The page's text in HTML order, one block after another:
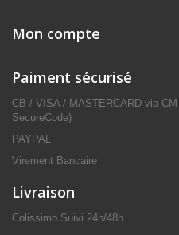
Mon compte
Paiment sécurisé
CB / VISA / MASTERCARD via
SecureCode)
PAYPAL
Virement Bancaire
Livraison
Colissimo Suivi 24h/48h